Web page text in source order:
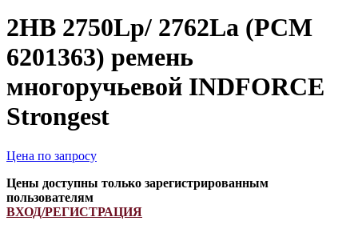
2HB 2750Lp/ 2762La (PCM
6201363) ремень
многоручьевой INDFORCE
Strongest
Цена по запросу
Цены доступны только зарегистрированным
пользователям
ВХОД/РЕГИСТРАЦИЯ